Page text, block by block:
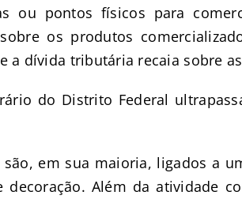
ou pontos físicos para
os produtos
a dívida tributária recaia sobre
do Distrito Federal
são, em sua maioria, ligados a
decoração. Além da atividade